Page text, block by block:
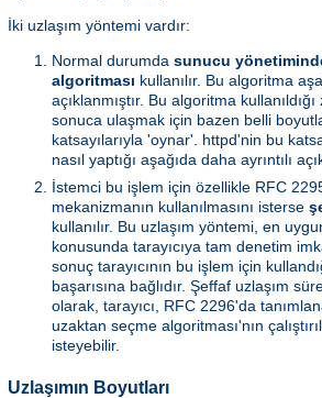
İki uzlaşım yöntemi vardır:
Normal durumda sunucu
algoritması kullanılır. Bu algoritma
açıklanmıştır. Bu algoritma
sonuca ulaşmak için bazen belli
katsayılarıyla 'oynar'. httpd'nin bu
nasıl yaptığı aşağıda daha ayrıntılı
İstemci bu işlem için özellikle RFC
mekanizmanın kullanılmasını isterse
kullanılır. Bu uzlaşım yöntemi, en
konusunda tarayıcıya tam denetim
sonuç tarayıcının bu işlem için
başarısına bağlıdır. Şeffaf uzlaşım
olarak, tarayıcı, RFC 2296'da
uzaktan seçme algoritması'nın
isteyebilir.
Uzlaşımın Boyutları